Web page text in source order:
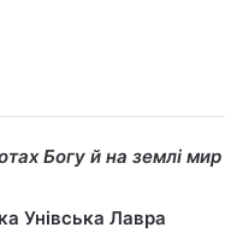
Богу й на землі
Унівська Лавра